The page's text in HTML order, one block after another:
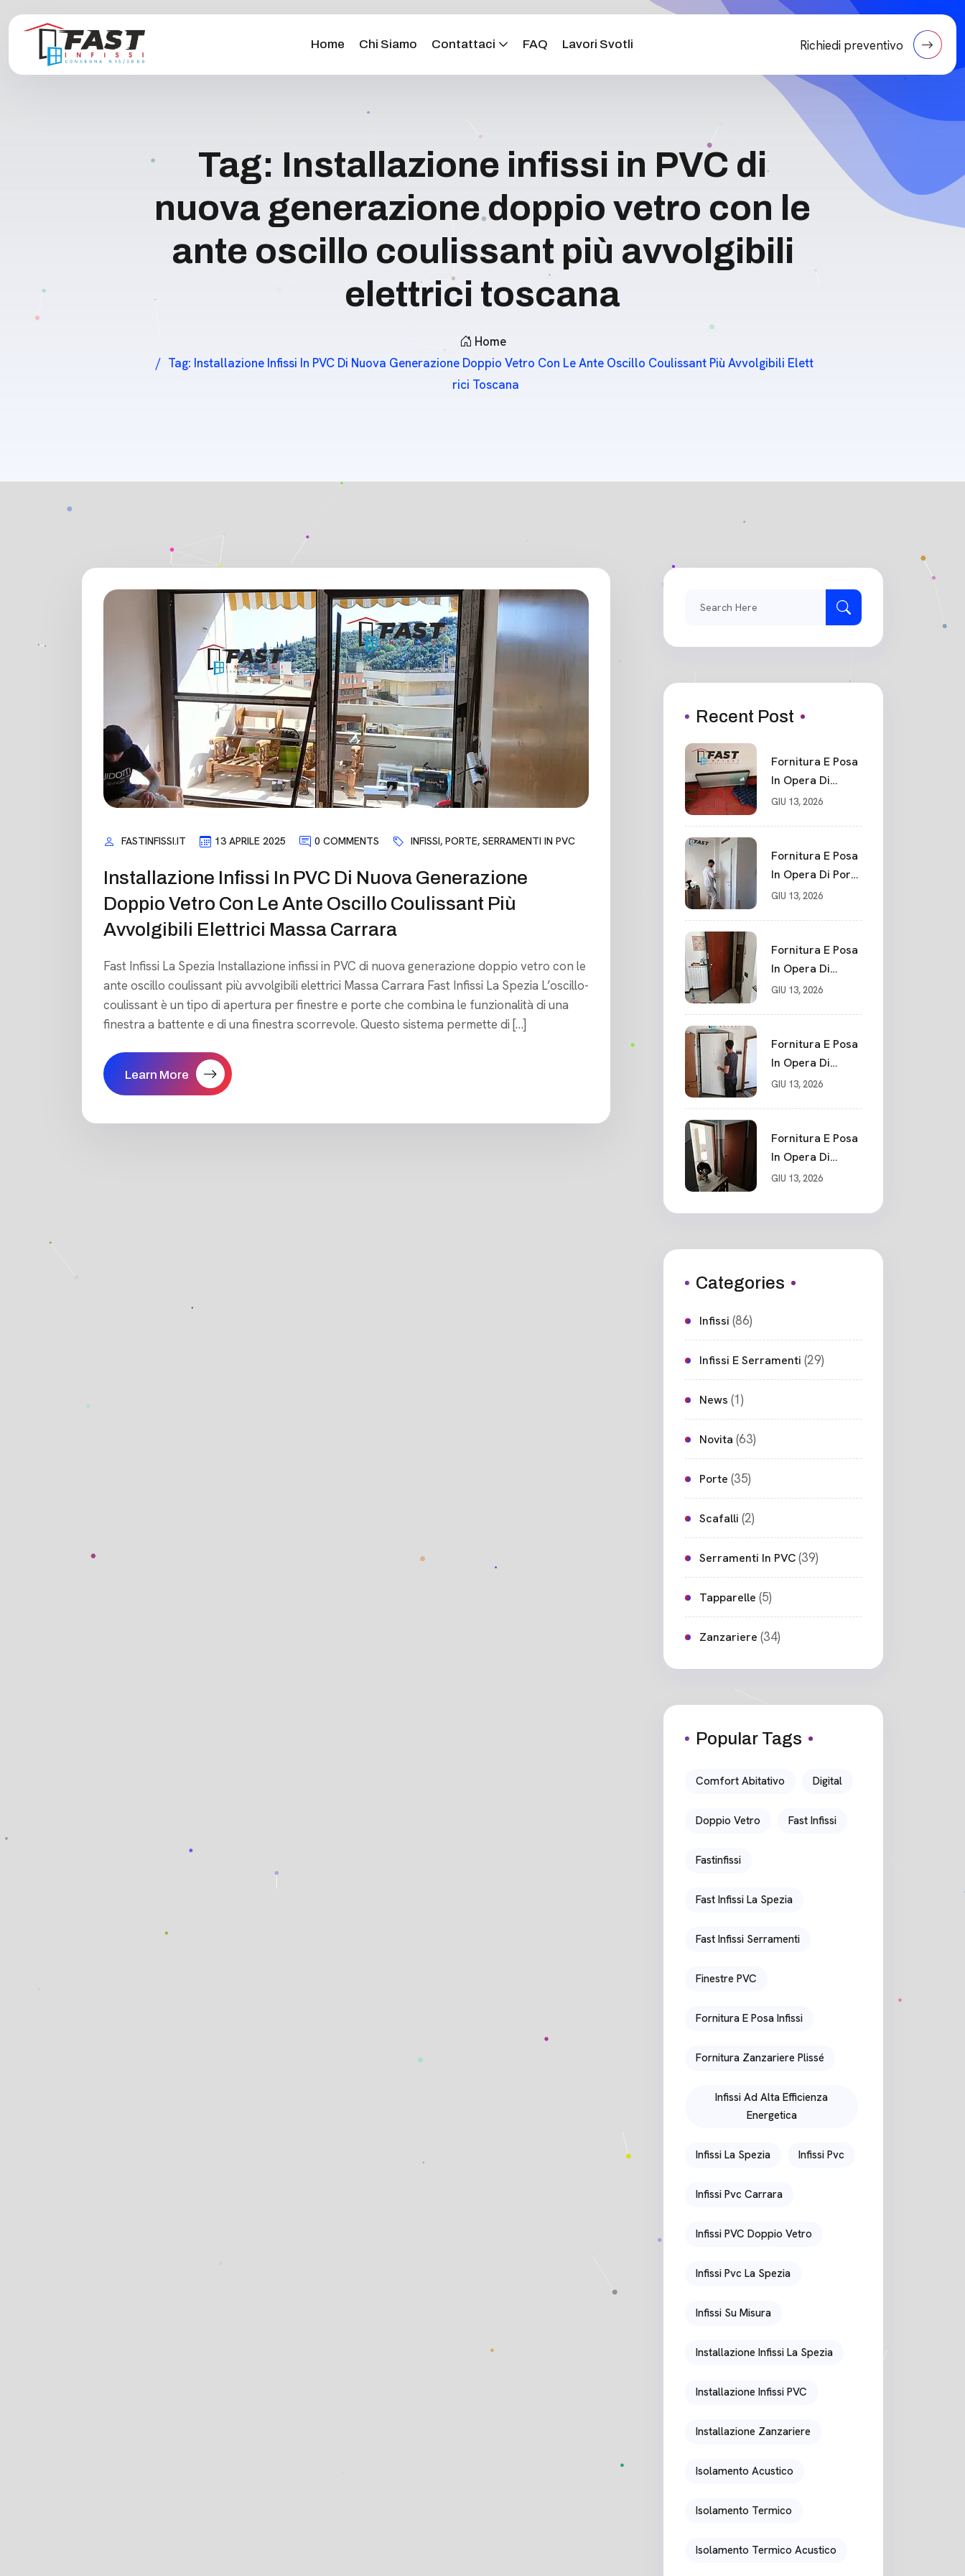
Home Chi Siamo Contattaci FAQ Lavori Svotli Richiedi preventivo
Tag: Installazione infissi in PVC di
nuova generazione doppio vetro con le
ante oscillo coulissant più avvolgibili
elettrici toscana
Home
Tag: Installazione Infissi In PVC Di Nuova Generazione Doppio Vetro Con Le Ante Oscillo Coulissant Più Avvolgibili Elett
Rici Toscana
FASTINFISSI.IT 13 APRILE 2025 0 COMMENTS INFISSI, PORTE, SERRAMENTI IN PVC
Installazione Infissi In PVC Di Nuova Generazione
Doppio Vetro Con Le Ante Oscillo Coulissant Più
Avvolgibili Elettrici Massa Carrara
Fast Infissi La Spezia Installazione infissi in PVC di nuova generazione doppio vetro con le
ante oscillo coulissant più avvolgibili elettrici Massa Carrara Fast Infissi La Spezia L’oscillo-
coulissant è un tipo di apertura per finestre e porte che combina le funzionalità di una
finestra a battente e di una finestra scorrevole. Questo sistema permette di […]
Learn More
Recent Post
Fornitura E Posa
In Opera Di
Portone Blindato
Blindato
Spessore 44 Mm
Serratura
GIU 13, 2026
Fornitura E Posa
In Opera Di Porte
Interne Sarzana
GIU 13, 2026
Fornitura E Posa
In Opera Di
Nuovo Portone
GIU 13, 2026
Fornitura E Posa
In Opera Di
Nuovo Portone
Cadimare
GIU 13, 2026
Fornitura E Posa
In Opera Di
Nuovo Portone
Ceparana
GIU 13, 2026
Categories
Infissi (86)
Infissi E Serramenti (29)
News (1)
Novita (63)
Porte (35)
Scafalli (2)
Serramenti In PVC(39)
Tapparelle (5)
Zanzariere (34)
Popular Tags
Comfort Abitativo Digital
Doppio Vetro Fast Infissi
Fastinfissi
Fast Infissi La Spezia
Fast Infissi Serramenti
Finestre PVC
Fornitura E Posa Infissi
Fornitura Zanzariere Plissé
Infissi Ad Alta Efficienza
Energetica
Infissi La Spezia Infissi Pvc
Infissi Pvc Carrara
Infissi PVC Doppio Vetro
Infissi Pvc La Spezia
Infissi Su Misura
Installazione Infissi La Spezia
Installazione Infissi PVC
Installazione Zanzariere
Isolamento Acustico
Isolamento Termico
Isolamento Termico Acustico